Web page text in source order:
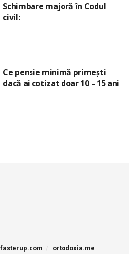
Schimbare majoră în Codul
civil:
Ce pensie minimă primești
dacă ai cotizat doar 10 – 15 ani
fasterup.com ortodoxia.me